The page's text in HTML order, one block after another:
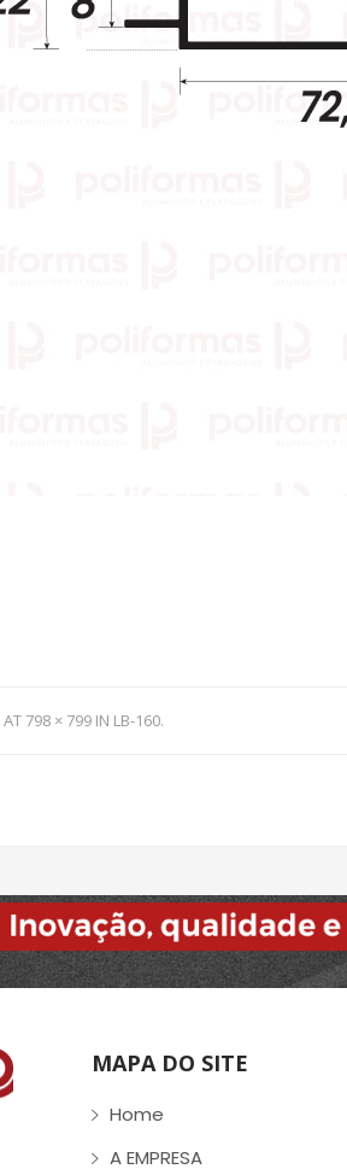
AT 798 × 799 IN LB-160.
MAPA DO SITE
Home
A EMPRESA